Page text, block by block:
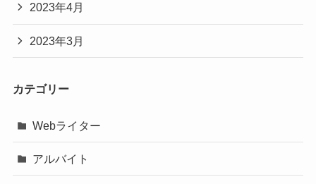
2023年4月
2023年3月
カテゴリー
Webライター
アルバイト